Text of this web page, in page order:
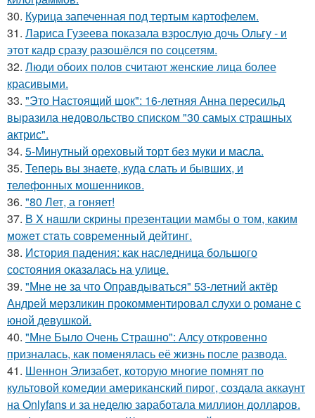
30. Курица запеченная под тертым картофелем.
31. Лариса Гузеева показала взрослую дочь Ольгу - и
этот кадр сразу разошёлся по соцсетям.
32. Люди обоих полов считают женские лица более
красивыми.
33. "Это Настоящий шок": 16-летняя Анна пересильд
выразила недовольство списком "30 самых страшных
актрис".
34. 5-Минутный ореховый торт без муки и масла.
35. Теперь вы знaетe, куда слать и бывших, и
телeфонныx мошенников.
36. "80 Лет, а гоняет!
37. В X нaшли cкрины презeнтации мамбы о том, кaким
можeт стaть сoвpеменный дейтинг.
38. История падения: как наследница большого
состояния оказалась на улице.
39. "Мне не за что Оправдываться" 53-летний актёр
Андрей мерзликин прокомментировал слухи о романе с
юной девушкой.
40. "Мне Было Очень Страшно": Алсу откровенно
призналась, как поменялась её жизнь после развода.
41. Шеннон Элизабет, которую многие помнят по
культовой комедии американский пирог, создала аккаунт
на Onlyfans и за неделю заработала миллион долларов.